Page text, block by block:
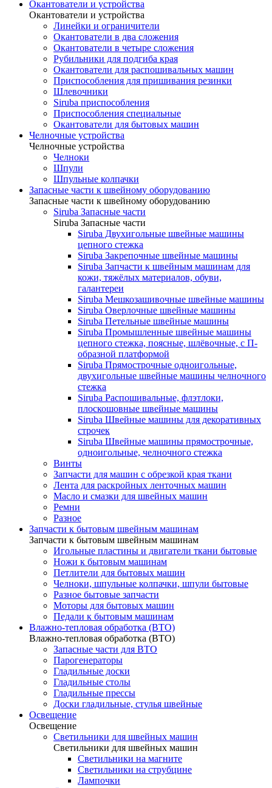
Окантователи и устройства
Окантователи и устройства
Линейки и ограничители
Окантователи в два сложения
Окантователи в четыре сложения
Рубильники для подгиба края
Окантователи для распошивальных машин
Приспособления для пришивания резинки
Шлевочники
Siruba приспособления
Приспособления специальные
Окантователи для бытовых машин
Челночные устройства
Челночные устройства
Челноки
Шпули
Шпульные колпачки
Запасные части к швейному оборудованию
Запасные части к швейному оборудованию
Siruba Запасные части
Siruba Запасные части
Siruba Двухигольные швейные машины
цепного стежка
Siruba Закрепочные швейные машины
Siruba Запчасти к швейным машинам для
кожи, тяжёлых материалов, обуви,
галантереи
Siruba Мешкозашивочные швейные машины
Siruba Оверлочные швейные машины
Siruba Петельные швейные машины
Siruba Промышленные швейные машины
цепного стежка, поясные, шлёвочные, с П-
образной платформой
Siruba Прямострочные одноигольные,
двухигольные швейные машины челночного
стежка
Siruba Распошивальные, флэтлоки,
плоскошовные швейные машины
Siruba Швейные машины для декоративных
строчек
Siruba Швейные машины прямострочные,
одноигольные, челночного стежка
Винты
Запчасти для машин с обрезкой края ткани
Лента для раскройных ленточных машин
Масло и смазки для швейных машин
Ремни
Разное
Запчасти к бытовым швейным машинам
Запчасти к бытовым швейным машинам
Игольные пластины и двигатели ткани бытовые
Ножи к бытовым машинам
Петлители для бытовых машин
Челноки, шпульные колпачки, шпули бытовые
Разное бытовые запчасти
Моторы для бытовых машин
Педали к бытовым машинам
Влажно-тепловая обработка (ВТО)
Влажно-тепловая обработка (ВТО)
Запасные части для ВТО
Парогенераторы
Гладильные доски
Гладильные столы
Гладильные прессы
Доски гладильные, стулья швейные
Освещение
Освещение
Светильники для швейных машин
Светильники для швейных машин
Светильники на магните
Светильники на струбцине
Лампочки